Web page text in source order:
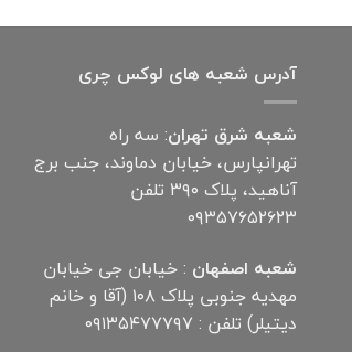
4,900,000 تومان
آدرس شعبه های لوکس چری
شعبه شرق تهران: سه راه
تهرانپارس، خیابان دماوند، جنب برج
آناهید، پلاک ۳۹۰ تلفن
۰۹۳۵۷۶۵۲۶۲۳
شعبه اصفهان : خیابان جی خیابان
مهدیه جنوبی پلاک ۱۰۸ (آقا و خانم
دیتیلر) تلفن : ۰۹۱۳۵۴۷۷۷۹۷